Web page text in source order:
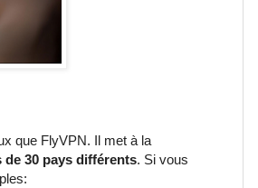
que FlyVPN. Il met à la
de 30 pays différents. Si vous